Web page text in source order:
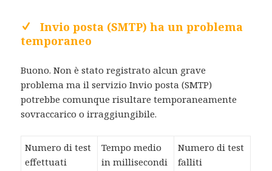
Invio posta (SMTP) ha un problema
temporaneo
Buono. Non è stato registrato alcun grave
problema ma il servizio Invio posta (SMTP)
potrebbe comunque risultare temporaneamente
sovraccarico o irraggiungibile.
Numero di test
effettuati
Tempo medio
in millisecondi
Numero di test
falliti